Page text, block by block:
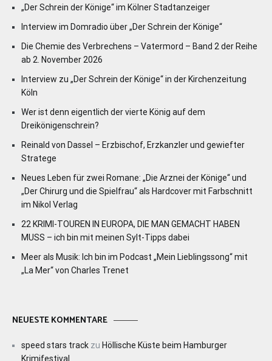
„Der Schrein der Könige“ im Kölner Stadtanzeiger
Interview im Domradio über „Der Schrein der Könige“
Die Chemie des Verbrechens – Vatermord – Band 2 der Reihe
ab 2. November 2026
Interview zu „Der Schrein der Könige“ in der Kirchenzeitung
Köln
Wer ist denn eigentlich der vierte König auf dem
Dreikönigenschrein?
Reinald von Dassel – Erzbischof, Erzkanzler und gewiefter
Stratege
Neues Leben für zwei Romane: „Die Arznei der Könige“ und
„Der Chirurg und die Spielfrau“ als Hardcover mit Farbschnitt
im Nikol Verlag
22 KRIMI-TOUREN IN EUROPA, DIE MAN GEMACHT HABEN
MUSS – ich bin mit meinen Sylt-Tipps dabei
Meer als Musik: Ich bin im Podcast „Mein Lieblingssong“ mit
„La Mer“ von Charles Trenet
NEUESTE KOMMENTARE
speed stars track zu Höllische Küste beim Hamburger
Krimifestival